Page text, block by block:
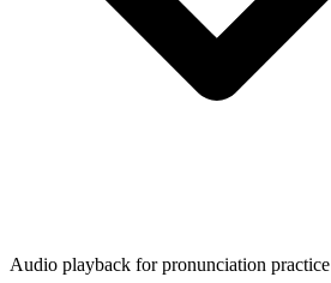
Audio playback for pronunciation practice